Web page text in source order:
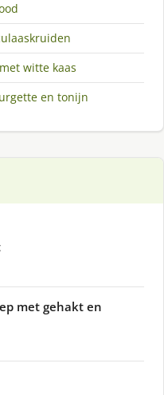
witte kaas
en tonijn
met gehakt en